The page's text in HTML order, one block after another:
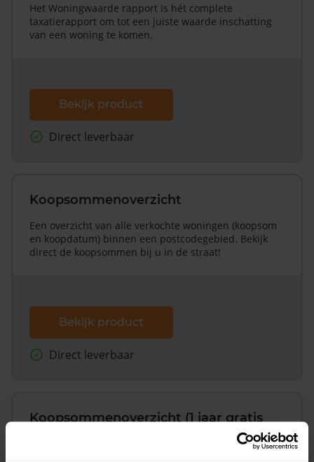
Het Woningwaarde rapport is hét complete
taxatierapport om tot een juiste waarde inschatting
van een woning te komen.
Bekijk product
Direct leverbaar
Koopsommenoverzicht
Een overzicht van alle verkochte woningen (koopsom
en koopdatum) binnen een postcodegebied. Bekijk
direct de koopsommen bij u in de straat!
Bekijk product
Direct leverbaar
Koopsommenoverzicht (1 jaar gratis